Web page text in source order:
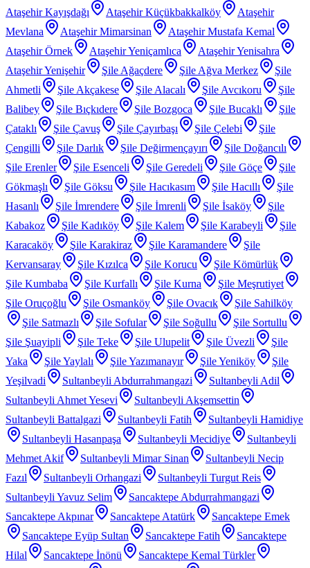
Ataşehir Kayışdağı
Ataşehir Küçükbakkalköy
Ataşehir
Mevlana
Ataşehir Mimarsinan
Ataşehir Mustafa Kemal
Ataşehir Örnek
Ataşehir Yeniçamlıca
Ataşehir Yenisahra
Ataşehir Yenişehir
Şile Ağaçdere Şile Ağva Merkez
Şile
Ahmetli
Şile Akçakese Şile Alacalı Şile Avcıkoru
Şile
Balibey
Şile Bıçkıdere Şile Bozgoca Şile Bucaklı
Şile
Çataklı
Şile Çavuş Şile Çayırbaşı Şile Çelebi
Şile
Çengilli
Şile Darlık Şile Değirmençayırı
Şile Doğancılı
Şile Erenler
Şile Esenceli Şile Geredeli Şile Göçe
Şile
Gökmaşlı
Şile Göksu Şile Hacıkasım Şile Hacıllı
Şile
Hasanlı
Şile İmrendere Şile İmrenli Şile İsaköy
Şile
Kabakoz
Şile Kadıköy Şile Kalem Şile Karabeyli
Şile
Karacaköy
Şile Karakiraz Şile Karamandere
Şile
Kervansaray
Şile Kızılca Şile Korucu
Şile Kömürlük
Şile Kumbaba
Şile Kurfallı Şile Kurna
Şile Meşrutiyet
Şile Oruçoğlu
Şile Osmanköy Şile Ovacık
Şile Sahilköy
Şile Satmazlı
Şile Sofular Şile Soğullu
Şile Sortullu
Şile Şuayipli
Şile Teke Şile Ulupelit Şile Üvezli
Şile
Yaka
Şile Yaylalı Şile Yazımanayır Şile Yeniköy
Şile
Yeşilvadi
Sultanbeyli Abdurrahmangazi
Sultanbeyli Adil
Sultanbeyli Ahmet Yesevi
Sultanbeyli Akşemsettin
Sultanbeyli Battalgazi
Sultanbeyli Fatih
Sultanbeyli Hamidiye
Sultanbeyli Hasanpaşa
Sultanbeyli Mecidiye
Sultanbeyli
Mehmet Akif
Sultanbeyli Mimar Sinan
Sultanbeyli Necip
Fazıl
Sultanbeyli Orhangazi
Sultanbeyli Turgut Reis
Sultanbeyli Yavuz Selim
Sancaktepe Abdurrahmangazi
Sancaktepe Akpınar
Sancaktepe Atatürk
Sancaktepe Emek
Sancaktepe Eyüp Sultan
Sancaktepe Fatih
Sancaktepe
Hilal
Sancaktepe İnönü
Sancaktepe Kemal Türkler